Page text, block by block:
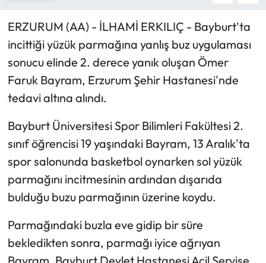
ERZURUM (AA) - İLHAMİ ERKILIÇ - Bayburt'ta
incittiği yüzük parmağına yanlış buz uygulaması
sonucu elinde 2. derece yanık oluşan Ömer
Faruk Bayram, Erzurum Şehir Hastanesi'nde
tedavi altına alındı.
Bayburt Üniversitesi Spor Bilimleri Fakültesi 2.
sınıf öğrencisi 19 yaşındaki Bayram, 13 Aralık'ta
spor salonunda basketbol oynarken sol yüzük
parmağını incitmesinin ardından dışarıda
bulduğu buzu parmağının üzerine koydu.
Parmağındaki buzla eve gidip bir süre
bekledikten sonra, parmağı iyice ağrıyan
Oğuzlar Haberleri
Ortaköy Haberleri
Osmancık Haberleri
Resmi İlan
Resmi Reklam
Sağlık
Siyaset